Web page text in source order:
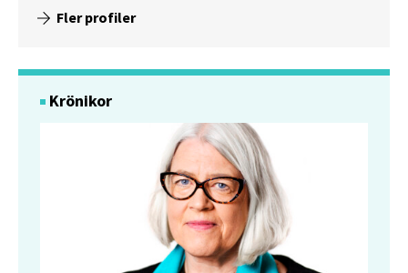
Fler profiler
Krönikor